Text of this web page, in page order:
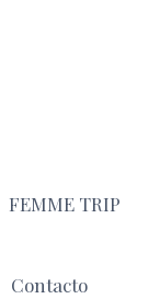
FEMME TRIP
Contacto